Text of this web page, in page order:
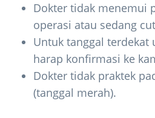
Dokter tidak menemui
operasi atau sedang
Untuk tanggal terdekat
harap konfirmasi ke
Dokter tidak praktek
(tanggal merah).